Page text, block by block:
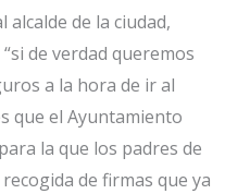
alcalde de la ciudad,
de verdad queremos
a la hora de ir al
que el Ayuntamiento
la que los padres de
de firmas que ya